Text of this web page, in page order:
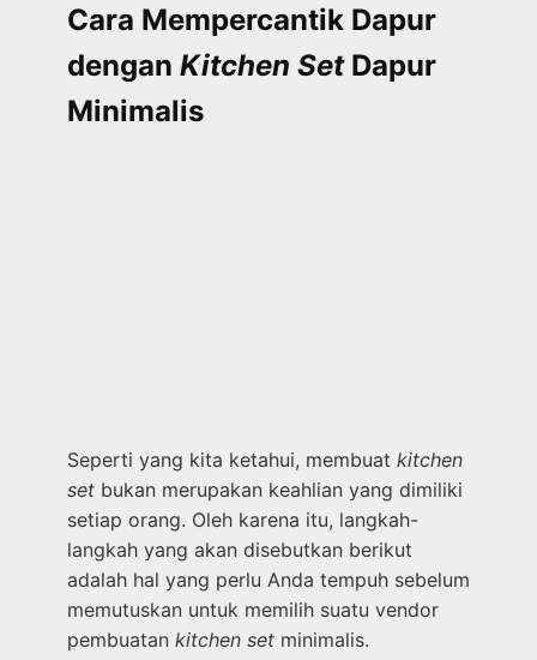
Cara Mempercantik Dapur
dengan Kitchen SetDapur
Minimalis
Seperti yang kita ketahui, membuat kitchen
set bukan merupakan keahlian yang dimiliki
setiap orang. Oleh karena itu, langkah-
langkah yang akan disebutkan berikut
adalah hal yang perlu Anda tempuh sebelum
memutuskan untuk memilih suatu vendor
pembuatan kitchen set minimalis.